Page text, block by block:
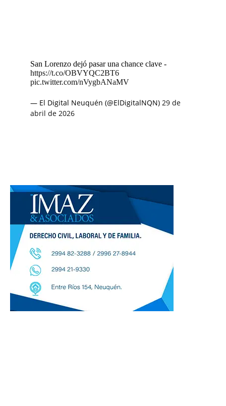
San Lorenzo dejó pasar una chance clave -
https://t.co/OBVYQC2BT6
pic.twitter.com/nVygbANaMV
— El Digital Neuquén (@ElDigitalNQN) 29 de
abril de 2026